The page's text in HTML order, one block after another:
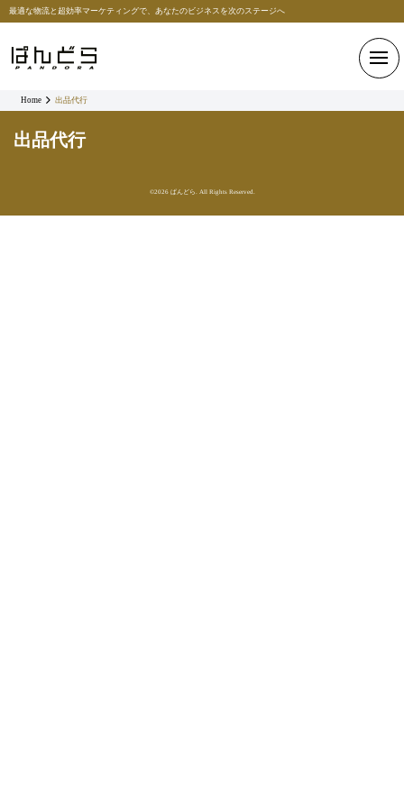
最適な物流と超効率マーケティングで、あなたのビジネスを次のステージへ
Home 出品代行
出品代行
©2026 ぱんどら. All Rights Reserved.